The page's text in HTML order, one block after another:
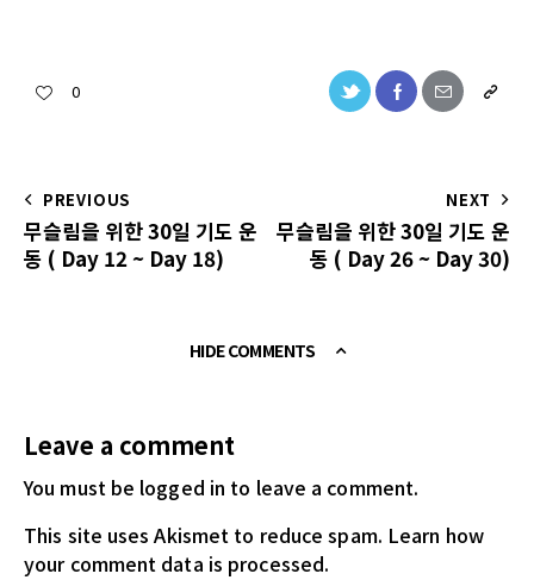
0
PREVIOUS
무슬림을 위한 30일 기도 운
동 ( Day 12 ~ Day 18)
NEXT
무슬림을 위한 30일 기도 운
동 ( Day 26 ~ Day 30)
HIDE COMMENTS
Leave a comment
You must be logged in to leave a comment.
This site uses Akismet to reduce spam. Learn how
your comment data is processed.